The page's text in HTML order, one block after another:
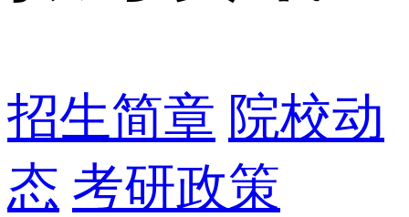
招生简章 院校动
态 考研政策